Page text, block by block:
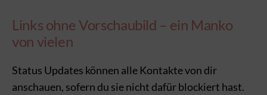
Links ohne Vorschaubild – ein Manko
von vielen
Status Updates können alle Kontakte von dir
anschauen, sofern du sie nicht dafür blockiert hast.